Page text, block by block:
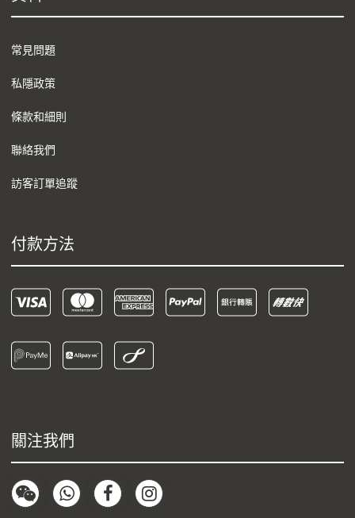
常見問題
私隱政策
條款和細則
聯絡我們
訪客訂單追蹤
付款方法
關注我們